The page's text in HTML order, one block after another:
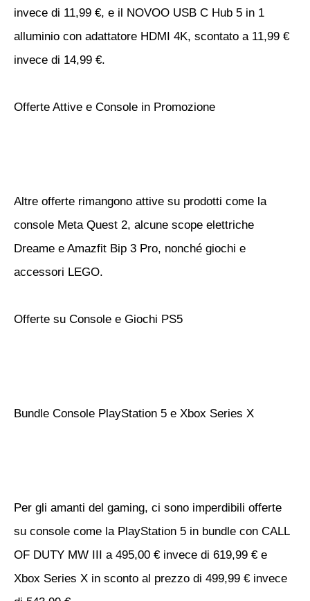
invece di 11,99 €, e il NOVOO USB C Hub 5 in 1
alluminio con adattatore HDMI 4K, scontato a 11,99 €
invece di 14,99 €.
Offerte Attive e Console in Promozione
Altre offerte rimangono attive su prodotti come la
console Meta Quest 2, alcune scope elettriche
Dreame e Amazfit Bip 3 Pro, nonché giochi e
accessori LEGO.
Offerte su Console e Giochi PS5
Bundle Console PlayStation 5 e Xbox Series X
Per gli amanti del gaming, ci sono imperdibili offerte
su console come la PlayStation 5 in bundle con CALL
OF DUTY MW III a 495,00 € invece di 619,99 € e
Xbox Series X in sconto al prezzo di 499,99 € invece